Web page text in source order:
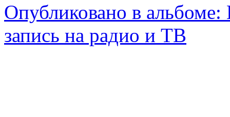
Опубликовано в альбоме:
запись на радио и ТВ